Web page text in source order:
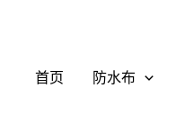
首页 防水布